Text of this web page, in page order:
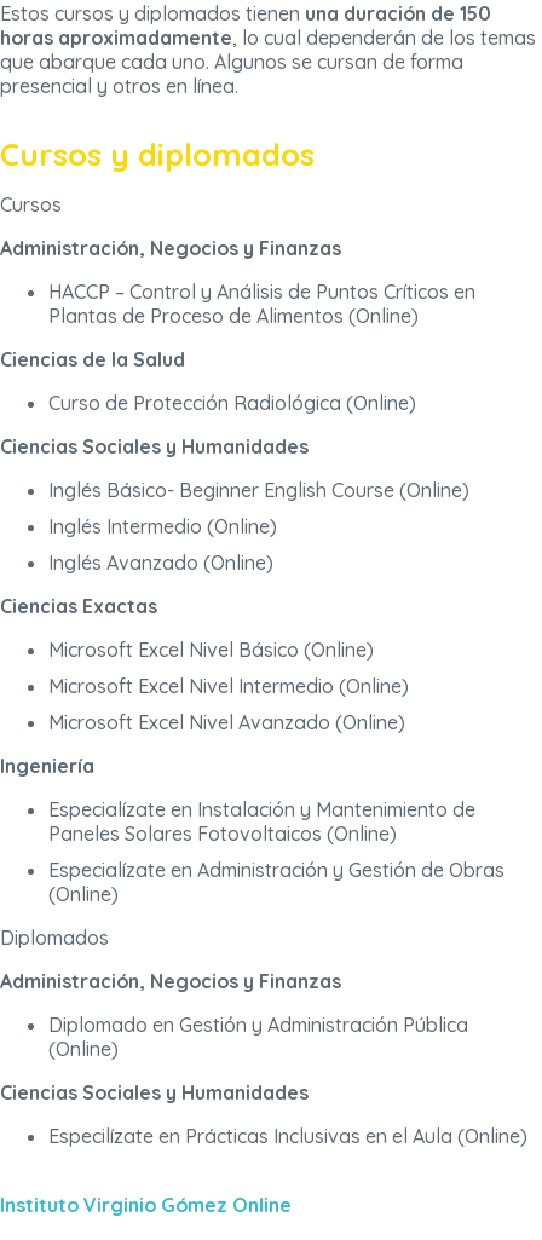
Estos cursos y diplomados tienen una duración de 150
horas aproximadamente, lo cual dependerán de los temas
que abarque cada uno. Algunos se cursan de forma
presencial y otros en línea.
Cursos y diplomados
Cursos
Administración, Negocios y Finanzas
HACCP – Control y Análisis de Puntos Críticos en
Plantas de Proceso de Alimentos (Online)
Ciencias de la Salud
Curso de Protección Radiológica (Online)
Ciencias Sociales y Humanidades
Inglés Básico- Beginner English Course (Online)
Inglés Intermedio (Online)
Inglés Avanzado (Online)
Ciencias Exactas
Microsoft Excel Nivel Básico (Online)
Microsoft Excel Nivel Intermedio (Online)
Microsoft Excel Nivel Avanzado (Online)
Ingeniería
Especialízate en Instalación y Mantenimiento de
Paneles Solares Fotovoltaicos (Online)
Especialízate en Administración y Gestión de Obras
(Online)
Diplomados
Administración, Negocios y Finanzas
Diplomado en Gestión y Administración Pública
(Online)
Ciencias Sociales y Humanidades
Especilízate en Prácticas Inclusivas en el Aula (Online)
Instituto Virginio Gómez Online